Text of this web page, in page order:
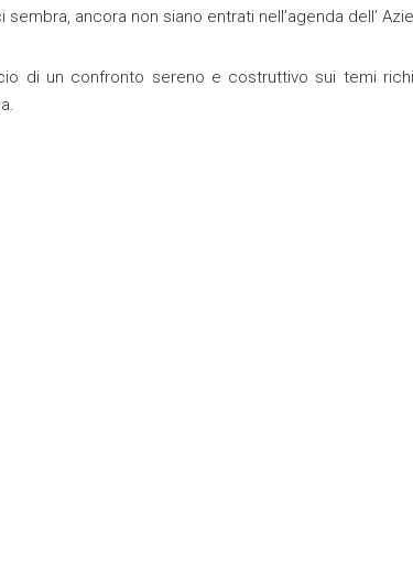
ancora non siano entrati nell’agenda dell’
di un confronto sereno e costruttivo sui temi